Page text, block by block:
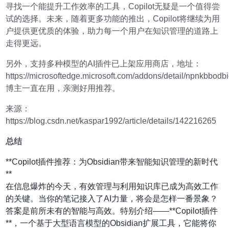
寻找一个能提升工作效率的工具，Copilot无疑是一个值得尝
试的选择。未来，随着更多功能的推出，Copilot将继续为用
户提供更优质的体验，助力每一个用户在知识管理的道路上
走得更远。
另外，支持多种模型的AI插件已上架应用商店，地址：
https://microsoftedge.microsoft.com/addons/detail/
博主一直在用，亲测好用推荐。
来源：
https://blog.csdn.net/kaspar1992/article/details/142216265
总结
**Copilot插件推荐：为Obsidian带来智能知识管理的新时代
**
在信息爆炸的今天，有效管理与利用知识库已成为高效工作
的关键。当你的笔记接入了AI力量，将会是怎样一番景象？
答案是前所未有的智能与高效。特别介绍——**Copilot插件
**，一个基于大型语言模型的Obsidian扩展工具，它能将你